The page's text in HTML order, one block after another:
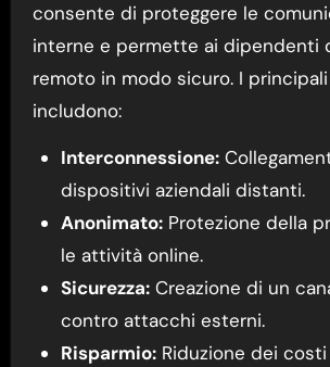
consente di proteggere le
interne e permette ai dipendenti
remoto in modo sicuro. I
includono:
Interconnessione:
dispositivi aziendali distanti.
Anonimato:Protezione della
le attività online.
Sicurezza:Creazione di un
contro attacchi esterni.
Risparmio:Riduzione dei costi